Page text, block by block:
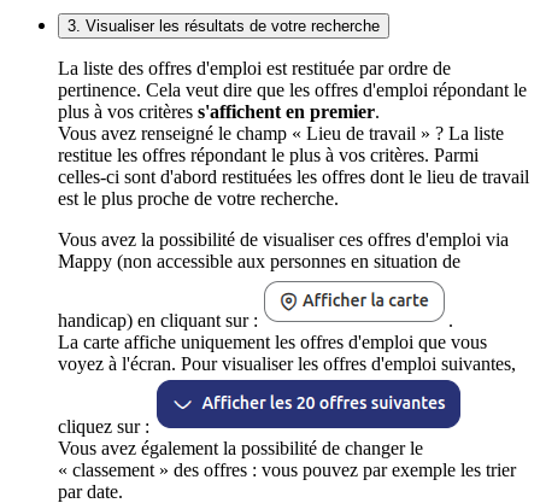
3. Visualiser les résultats de votre recherche
La liste des offres d'emploi est restituée par ordre de
pertinence. Cela veut dire que les offres d'emploi répondant le
plus à vos critères s'affichent en premier.
Vous avez renseigné le champ « Lieu de travail » ? La liste
restitue les offres répondant le plus à vos critères. Parmi
celles-ci sont d'abord restituées les offres dont le lieu de travail
est le plus proche de votre recherche.
Vous avez la possibilité de visualiser ces offres d'emploi via
Mappy (non accessible aux personnes en situation de
handicap) en cliquant sur :
.
La carte affiche uniquement les offres d'emploi que vous
voyez à l'écran. Pour visualiser les offres d'emploi suivantes,
cliquez sur :
Vous avez également la possibilité de changer le
« classement » des offres : vous pouvez par exemple les trier
par date.